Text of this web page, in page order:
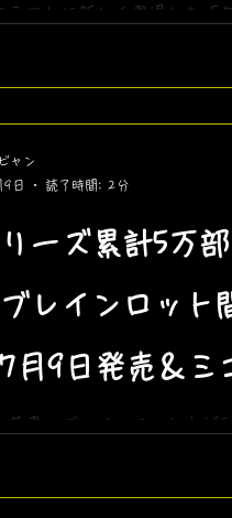
足先に体験し
ラフトに新しく登場した「
ャン自作のカメや「笑点」
ーズ累計5万
レインロット
月9日発売＆ミ
！
著書のブレインロット本が
けの「ミニ間違い探し（全
ャン
9日
読了時間: 2分